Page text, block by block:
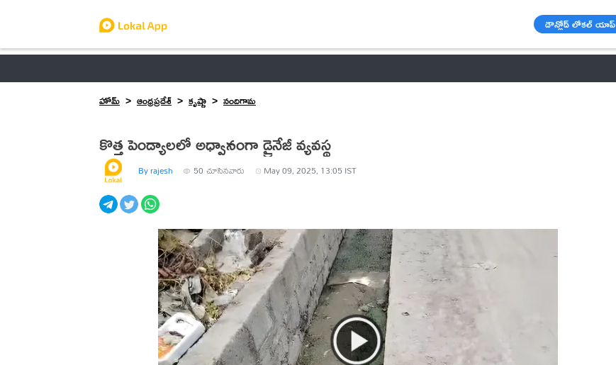
డౌన్లోడ్ లోకల్ యాప్
హోమ్
ఆంధ్రప్రదేశ్ కృష్ణా నందిగామ
కొత్త పెండ్యాలలో అధ్వానంగా డ్రైనేజీ వ్యవస్థ
By rajesh 50 చూసినవారు May 09, 2025, 13:05 IST